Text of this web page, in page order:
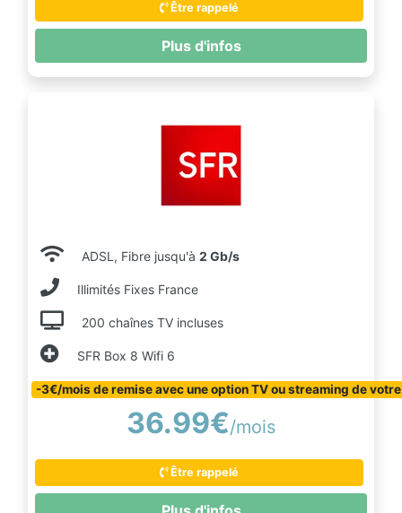
Être rappelé
Plus d'infos
ADSL, Fibre jusqu'à 2 Gb/s
Illimités Fixes France
200 chaînes TV incluses
SFR Box 8 Wifi 6
-3€/mois de remise avec une option TV ou streaming de
36.99€/mois
Être rappelé